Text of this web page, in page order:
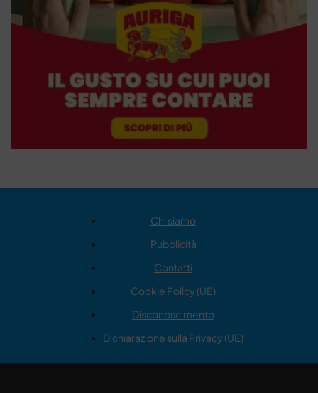
Chi siamo
Pubblicità
Contatti
Cookie Policy (UE)
Disconoscimento
Dichiarazione sulla Privacy (UE)